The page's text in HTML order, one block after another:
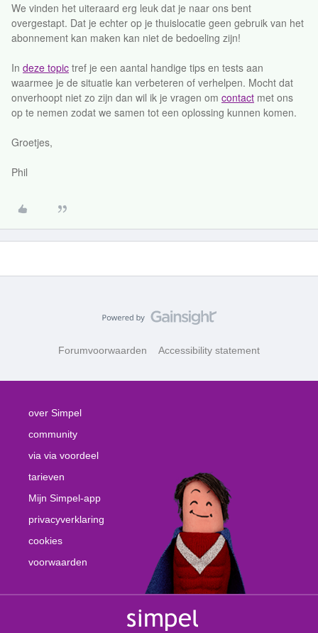
We vinden het uiteraard erg leuk dat je naar ons bent
overgestapt. Dat je echter op je thuislocatie geen gebruik van het
abonnement kan maken kan niet de bedoeling zijn!
In deze topic tref je een aantal handige tips en tests aan
waarmee je de situatie kan verbeteren of verhelpen. Mocht dat
onverhoopt niet zo zijn dan wil ik je vragen om contact met ons
op te nemen zodat we samen tot een oplossing kunnen komen.
Groetjes,
Phil
Forumvoorwaarden Accessibility statement
over Simpel
community
via via voordeel
tarieven
Mijn Simpel-app
privacyverklaring
cookies
voorwaarden